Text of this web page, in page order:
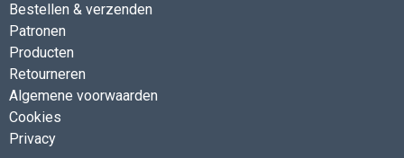
Bestellen & verzenden
Patronen
Producten
Retourneren
Algemene voorwaarden
Cookies
Privacy